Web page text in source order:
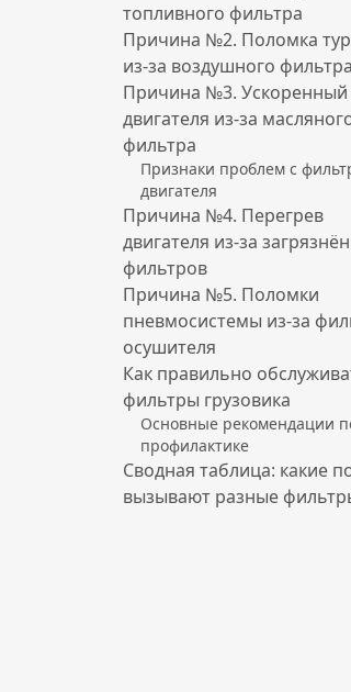
топливного фильтра
Причина №2. Поломка
из-за воздушного фильтра
Причина №3. Ускоренный
двигателя из-за
фильтра
Признаки проблем с
двигателя
Причина №4. Перегрев
двигателя из-за
фильтров
Причина №5. Поломки
пневмосистемы из-за
осушителя
Как правильно
фильтры грузовика
Основные рекомендации
профилактике
Сводная таблица: какие
вызывают разные